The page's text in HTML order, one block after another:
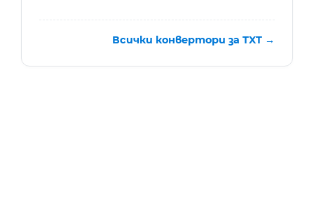
Всички конвертори за TXT →